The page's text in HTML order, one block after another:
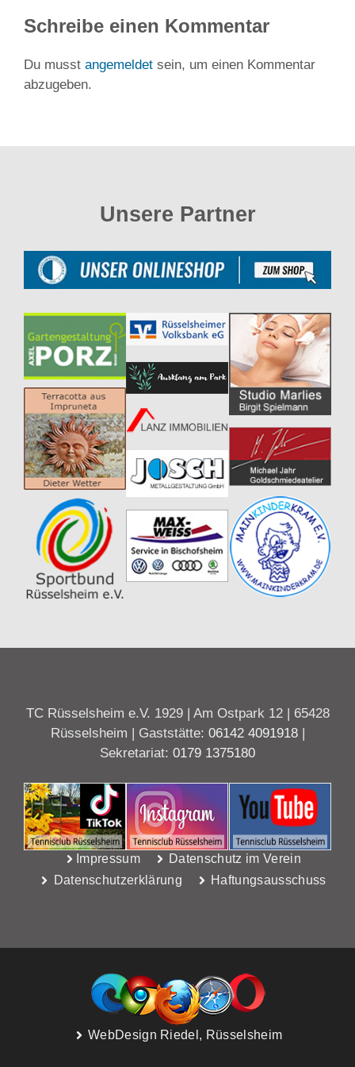
Schreibe einen Kommentar
Du musst angemeldet sein, um einen Kommentar
abzugeben.
Unsere Partner
TC Rüsselsheim e.V. 1929 | Am Ostpark 12 | 65428
Rüsselsheim | Gaststätte: 06142 4091918|
Sekretariat: 0179 1375180
Impressum
Datenschutz im Verein
Datenschutzerklärung
Haftungsausschuss
WebDesign Riedel, Rüsselsheim